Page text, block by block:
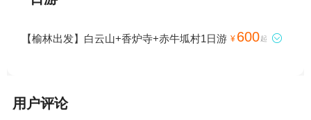
【榆林出发】白云山+香炉寺+赤牛坬村1日游 ¥ 600起 
用户评论